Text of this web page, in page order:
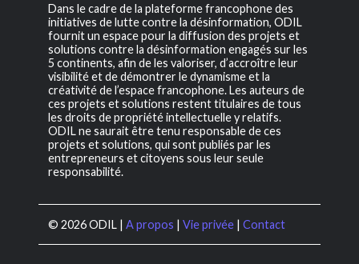
Dans le cadre de la plateforme francophone des
initiatives de lutte contre la désinformation, ODIL
fournit un espace pour la diffusion des projets et
solutions contre la désinformation engagés sur les
5 continents, afin de les valoriser, d’accroître leur
visibilité et de démontrer le dynamisme et la
créativité de l’espace francophone. Les auteurs de
ces projets et solutions restent titulaires de tous
les droits de propriété intellectuelle y relatifs.
ODIL ne saurait être tenu responsable de ces
projets et solutions, qui sont publiés par les
entrepreneurs et citoyens sous leur seule
responsabilité.
© 2026 ODIL | A propos | Vie privée | Contact